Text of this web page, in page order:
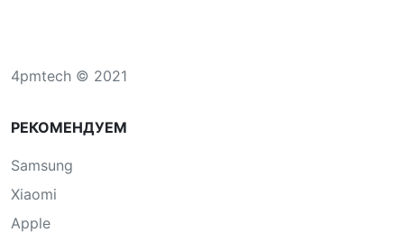
4pmtech © 2021
РЕКОМЕНДУЕМ
Samsung
Xiaomi
Apple